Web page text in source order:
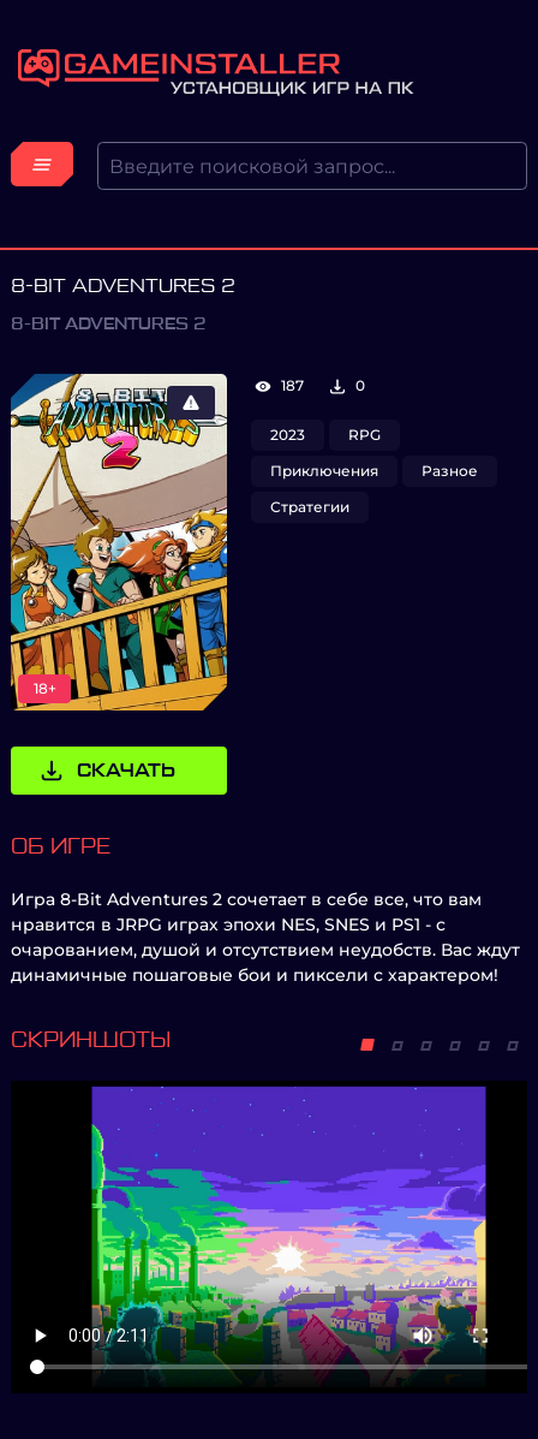
8-BIT ADVENTURES 2
8-BIT ADVENTURES 2
18+
СКАЧАТЬ
187 0
2023
RPG
Приключения
Разное
Стратегии
ОБ ИГРЕ
Игра 8-Bit Adventures 2 сочетает в себе все, что вам
нравится в JRPG играх эпохи NES, SNES и PS1 - с
очарованием, душой и отсутствием неудобств. Вас ждут
динамичные пошаговые бои и пиксели с характером!
СКРИНШОТЫ